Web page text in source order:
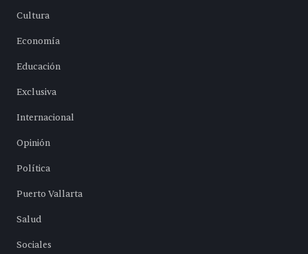
Cultura
Economía
Educación
Exclusiva
Internacional
Opinión
Política
Puerto Vallarta
Salud
Sociales